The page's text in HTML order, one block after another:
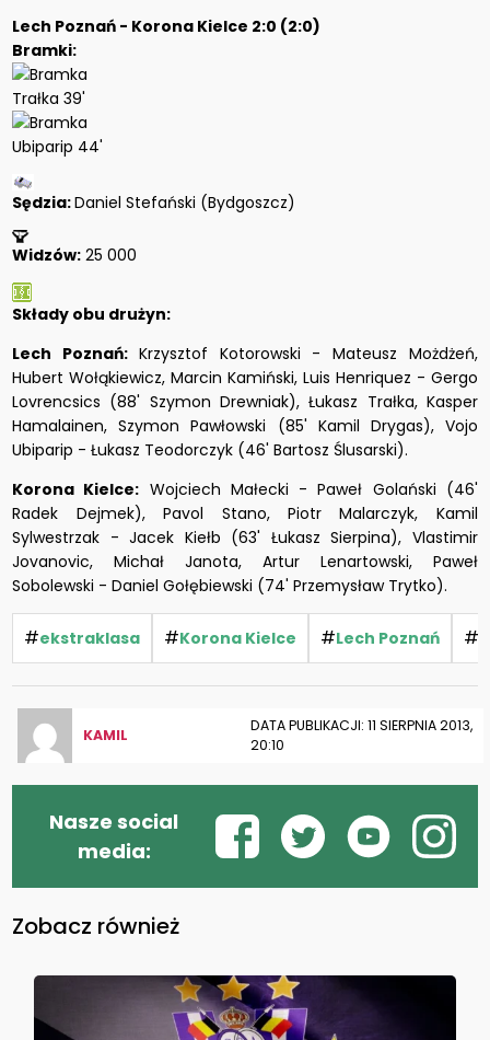
Lech Poznań - Korona Kielce 2:0 (2:0)
Bramki:
Trałka 39'
Ubiparip 44'
Sędzia:Daniel Stefański (Bydgoszcz)
Widzów: 25 000
Składy obu drużyn:
Lech Poznań: Krzysztof Kotorowski - Mateusz Możdżeń,
Hubert Wołąkiewicz, Marcin Kamiński, Luis Henriquez - Gergo
Lovrencsics (88' Szymon Drewniak), Łukasz Trałka, Kasper
Hamalainen, Szymon Pawłowski (85' Kamil Drygas), Vojo
Ubiparip - Łukasz Teodorczyk (46' Bartosz Ślusarski).
Korona Kielce: Wojciech Małecki - Paweł Golański (46'
Radek Dejmek), Pavol Stano, Piotr Malarczyk, Kamil
Sylwestrzak - Jacek Kiełb (63' Łukasz Sierpina), Vlastimir
Jovanovic, Michał Janota, Artur Lenartowski, Paweł
Sobolewski - Daniel Gołębiewski (74' Przemysław Trytko).
#ekstraklasa #Korona Kielce #Lech Poznań #
KAMIL
DATA PUBLIKACJI: 11 SIERPNIA 2013,
20:10
Nasze social
media:
Zobacz również